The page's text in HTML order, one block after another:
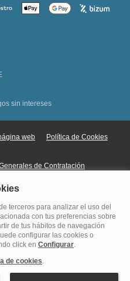
sin intereses
web Política de Cookies
de Contratación
© Copyright Veturis Travel S.A.
nº I-AV0000879.4 Tel: +34